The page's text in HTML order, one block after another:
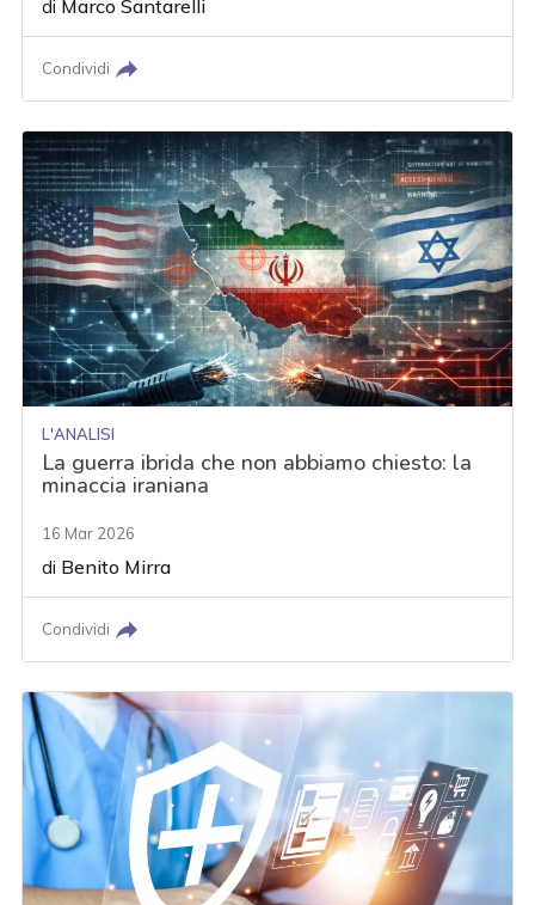
di Marco Santarelli
Condividi
L'ANALISI
La guerra ibrida che non abbiamo chiesto: la
minaccia iraniana
16 Mar 2026
di Benito Mirra
Condividi